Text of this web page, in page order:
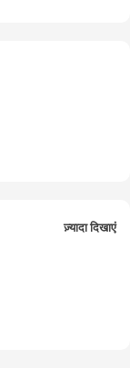
ज़्यादा दिखाएं